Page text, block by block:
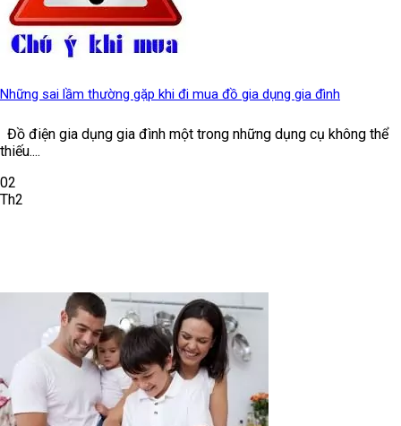
Những sai lầm thường gặp khi đi mua đồ gia dụng gia đình
Đồ điện gia dụng gia đình một trong những dụng cụ không thể
thiếu....
02
Th2